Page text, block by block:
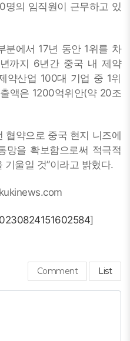
의 임직원이 근무하고 있
분에서 17년 동안 1위를 차
까지 6년간 중국 내 제약
약산업 100대 기업 중 1위
액은 1200억위안(약 20조
협약으로 중국 현지 니즈에
망을 확보함으로써 적극적
울일 것”이라고 밝혔다.
]
Comment List